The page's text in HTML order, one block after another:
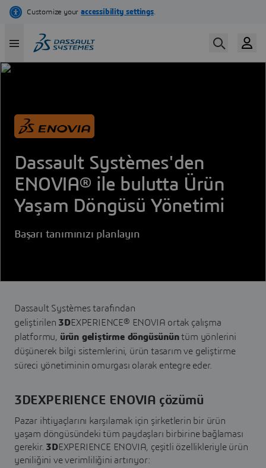
Skip
content
Dassault Systèmes'den
ENOVIA® ile bulutta Ürün
Yaşam Döngüsü Yönetimi
Başarı tanımınızı planlayın
Dassault Systèmes tarafından
geliştirilen 3DEXPERIENCE® ENOVIA ortak çalışma
platformu, ürün geliştirme döngüsününtüm yönlerini
düşünerek bilgi sistemlerini, ürün tasarım ve geliştirme
süreci yönetiminin omurgası olarak entegre eder.
3DEXPERIENCE ENOVIA çözümü
Pazar ihtiyaçlarını karşılamak için şirketlerin bir ürün
yaşam döngüsündeki tüm paydaşları birbirine bağlaması
gerekir. 3DEXPERIENCE ENOVIA, çeşitli özellikleriyle ürün
yeniliğini ve verimliliğini artırıyor: